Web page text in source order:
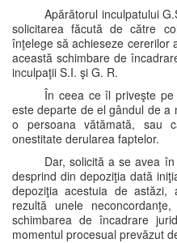
Apărătorul inculpatului
solicitarea făcută de către
înţelege să achieseze cererilor
această schimbare de
inculpaţii S.I. şi G. R.
În ceea ce îl priveşte
este departe de el gândul de a
o persoana vătămată, sau
onestitate derularea faptelor.
Dar, solicită a se avea
desprind din depoziţia dată
depoziţia acestuia de
rezultă unele
schimbarea de încadrare
momentul procesual prevăzut